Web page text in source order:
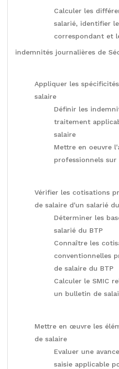
Calculer les
salarié, identifier
correspondant et
indemnités journalières de
Appliquer les
salaire
Définir les
traitement
salaire
Mettre en oeuvre
professionnels
Vérifier les cotisations
de salaire d'un salarié
Déterminer les
salarié du BTP
Connaître les
conventionnelles
de salaire du BTP
Calculer le SMIC
un bulletin de
Mettre en œuvre les
de salaire
Evaluer une
saisie applicable